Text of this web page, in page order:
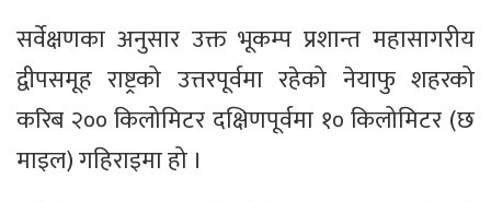
सर्वेक्षणका अनुसार उक्त भूकम्प प्रशान्त महासागरीय
द्वीपसमूह राष्ट्रको उत्तरपूर्वमा रहेको नेयाफु शहरको
करिब २०० किलोमिटर दक्षिणपूर्वमा १० किलोमिटर (छ
माइल) गहिराइमा हो ।